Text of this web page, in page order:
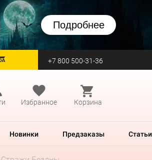
Подробнее
перейти на Zvezda +7 800 500-31-36
Избранное Корзина
Новинки Предзаказы Статьи